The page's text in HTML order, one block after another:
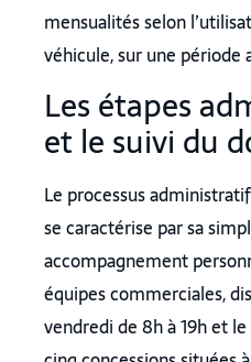
mensualités selon
véhicule, sur une période
Les étapes
et le suivi du
Le processus
se caractérise par sa
accompagnement
équipes commerciales,
vendredi de 8h à 19h et